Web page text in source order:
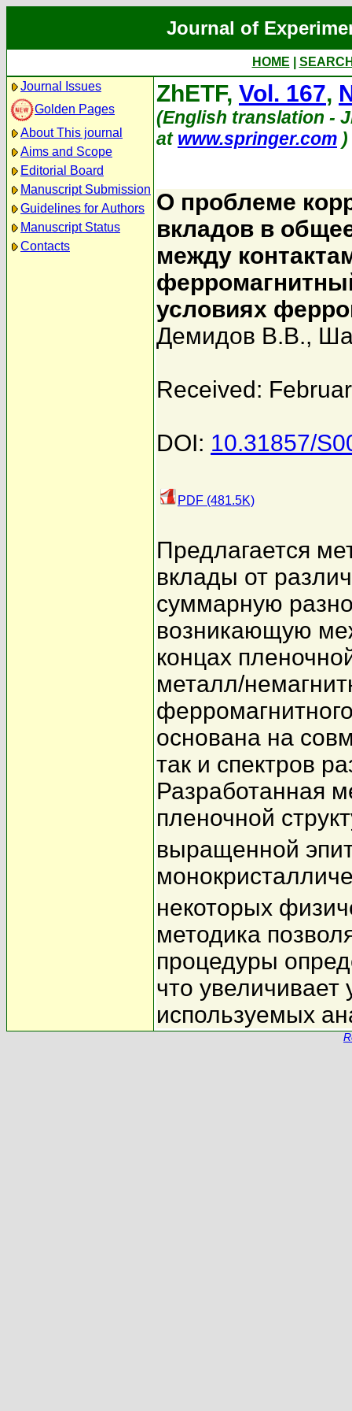
Journal of
HOME
Journal Issues
Golden Pages
About This journal
Aims and Scope
Editorial Board
Manuscript Submission
Guidelines for Authors
Manuscript Status
Contacts
ZhETF, Vol. 167,
(English translation -
at www.springer.com )
О проблеме
вкладов в
между
условиях
Демидов В.В.,
Received:
DOI: 10.31857/
PDF (481.5K)
Предлагается
вклады от
суммарную
возникающую
концах
металл/
основана на
так и спектров
Разработанная
пленочной
выращенной
некоторых
методика
процедуры
что увеличивает
используемых